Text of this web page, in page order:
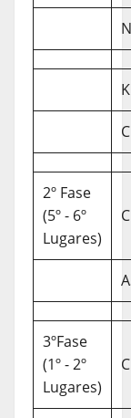
2º Fase
(5º - 6º
Lugares)
3ºFase
(1º - 2º
Lugares)